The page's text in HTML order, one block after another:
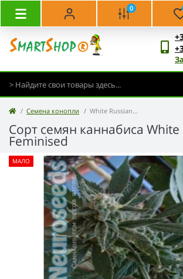
0
Семена конопли White Russian Feminised
Сорт семян каннабиса White
Feminised
МАЛО